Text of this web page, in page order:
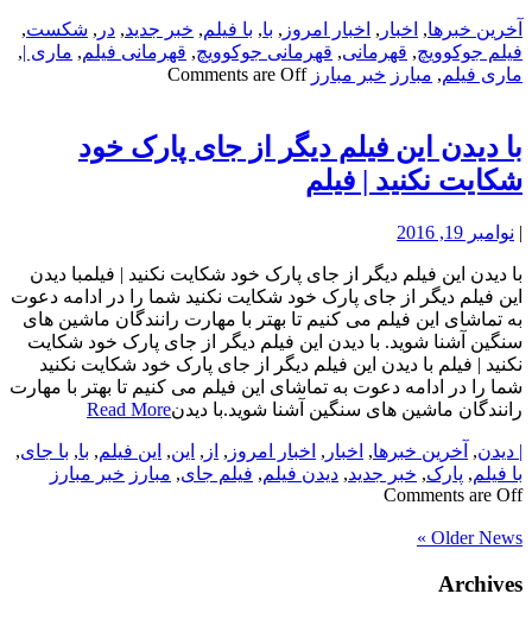
آخرین خبرها, اخبار , اخبار امروز , با, با فیلم, خبر جدید, در , شکست,
فیلم جوکوویچ, قهرمانی, قهرمانی جوکوویچ, قهرمانی فیلم, ماری |,
ماری فیلم, مبارز خبر مبارز Comments are Off
با دیدن این فیلم دیگر از جای پارک خود
شکایت نکنید | فیلم
| نوامبر 19, 2016
با دیدن این فیلم دیگر از جای پارک خود شکایت نکنید | فیلمبا دیدن
این فیلم دیگر از جای پارک خود شکایت نکنید شما را در ادامه دعوت
به تماشای این فیلم می کنیم تا بهتر با مهارت رانندگان ماشین های
سنگین آشنا شوید. با دیدن این فیلم دیگر از جای پارک خود شکایت
نکنید | فیلم با دیدن این فیلم دیگر از جای پارک خود شکایت نکنید
شما را در ادامه دعوت به تماشای این فیلم می کنیم تا بهتر با مهارت
رانندگان ماشین های سنگین آشنا شوید.با دیدنRead More
| دیدن, آخرین خبرها, اخبار , اخبار امروز , از , این, این فیلم, با, با جای,
با فیلم, پارک, خبر جدید, دیدن فیلم, فیلم جای, مبارز خبر مبارز
Comments are Off
Older News »
Archives